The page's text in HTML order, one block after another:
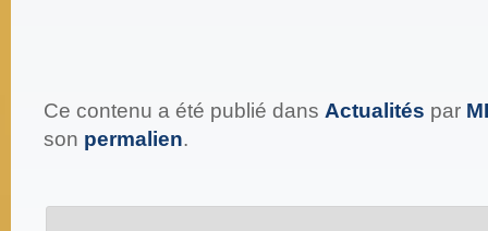
Ce contenu a été publié dans Actualités par
son permalien.